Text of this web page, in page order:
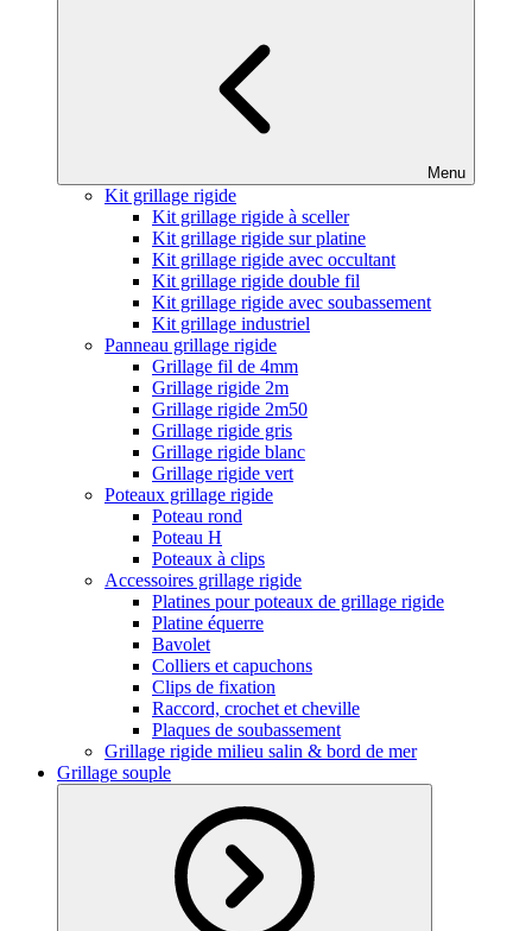
Menu
Kit grillage rigide
Kit grillage rigide à sceller
Kit grillage rigide sur platine
Kit grillage rigide avec occultant
Kit grillage rigide double fil
Kit grillage rigide avec soubassement
Kit grillage industriel
Panneau grillage rigide
Grillage fil de 4mm
Grillage rigide 2m
Grillage rigide 2m50
Grillage rigide gris
Grillage rigide blanc
Grillage rigide vert
Poteaux grillage rigide
Poteau rond
Poteau H
Poteaux à clips
Accessoires grillage rigide
Platines pour poteaux de grillage rigide
Platine équerre
Bavolet
Colliers et capuchons
Clips de fixation
Raccord, crochet et cheville
Plaques de soubassement
Grillage rigide milieu salin & bord de mer
Grillage souple